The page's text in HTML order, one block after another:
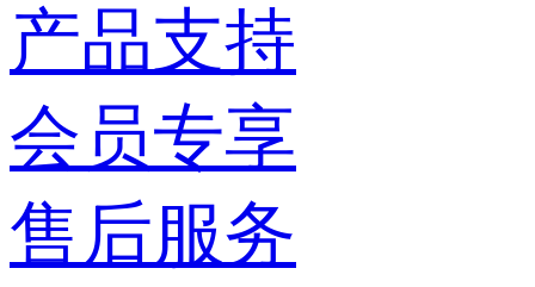
产品支持
会员专享
售后服务